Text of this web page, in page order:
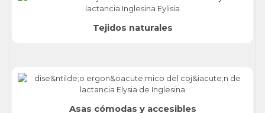
Tejidos naturales
Asas cómodas y accesibles